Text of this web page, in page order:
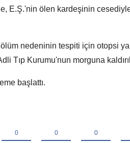
E.Ş.'nin ölen kardeşinin
nedeninin tespiti için otopsi
Tıp Kurumu'nun morguna
başlattı.